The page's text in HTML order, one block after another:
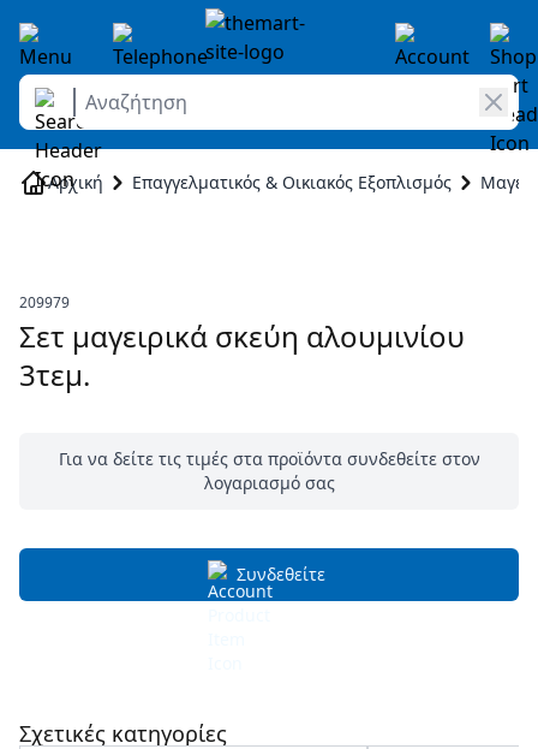
Skip to Content
Αναζήτηση
Αρχική Επαγγελματικός & Οικιακός Εξοπλισμός
209979
Σετ μαγειρικά σκεύη αλουμινίου
3τεμ.
Για να δείτε τις τιμές στα προϊόντα συνδεθείτε στον
λογαριασμό σας
Συνδεθείτε
Σχετικές κατηγορίες